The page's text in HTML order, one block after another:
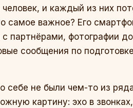
и каждый из них
самое важное? Его
партнёрами, фотографии
сообщения по
себе не были чем-то из
картину: эхо в